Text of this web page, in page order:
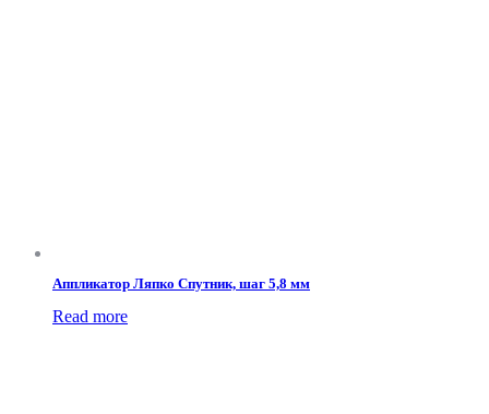
Аппликатор Ляпко Спутник, шаг 5,8 мм
Read more